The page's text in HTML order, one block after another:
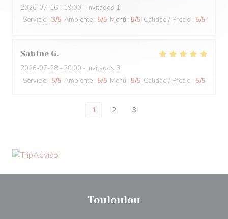
2026-07-16 - 19:00 - Invitados 1
Servicio : 3/5 Ambiente : 5/5 Menú : 5/5 Calidad / Precio : 5/5
Sabine G
2026-07-28 - 20:00 - Invitados 3
Servicio : 5/5 Ambiente : 5/5 Menú : 5/5 Calidad / Precio : 5/5
1 2 3
Touloulou